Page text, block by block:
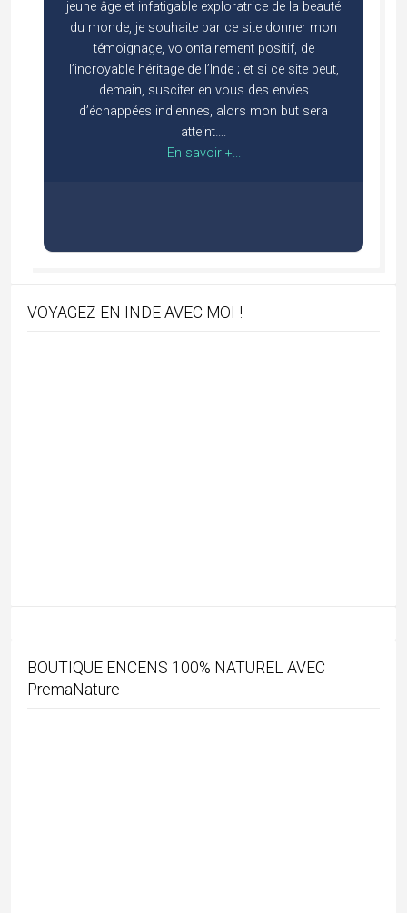
jeune âge et infatigable exploratrice de la beauté
du monde, je souhaite par ce site donner mon
témoignage, volontairement positif, de
l’incroyable héritage de l’Inde ; et si ce site peut,
demain, susciter en vous des envies
d’échappées indiennes, alors mon but sera
atteint….
En savoir +...
VOYAGEZ EN INDE AVEC MOI !
BOUTIQUE ENCENS 100% NATUREL AVEC
PremaNature